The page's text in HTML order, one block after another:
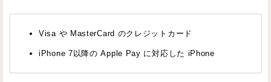
Visa や MasterCard のクレジットカード
iPhone 7以降の Apple Pay に対応した iPhone